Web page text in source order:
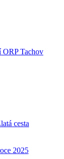
ORP Tachov
cesta
2025